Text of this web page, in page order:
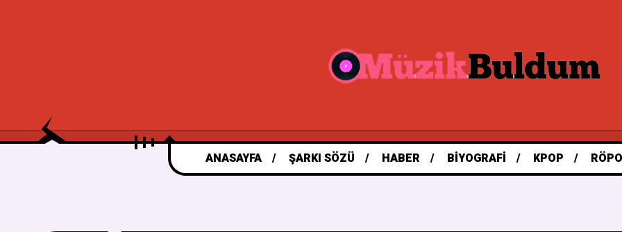
ANASAYFA ŞARKI SÖZÜ HABER BIYOGRAFI KPOP